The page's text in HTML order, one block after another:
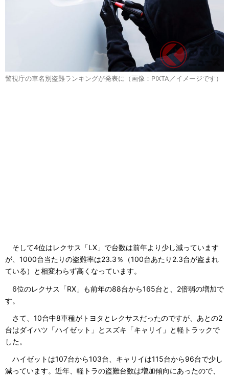
警視庁の車名別盗難ランキングが発表に（画像：PIXTA／イメージです）
そして4位はレクサス「LX」で台数は前年より少し減っています
が、1000台当たりの盗難率は23.3％（100台あたり2.3台が盗まれ
ている）と相変わらず高くなっています。
6位のレクサス「RX」も前年の88台から165台と、2倍弱の増加で
す。
さて、10台中8車種がトヨタとレクサスだったのですが、あとの2
台はダイハツ「ハイゼット」とスズキ「キャリイ」と軽トラックで
した。
ハイゼットは107台から103台、キャリイは115台から96台で少し
減っています。近年、軽トラの盗難台数は増加傾向にあったので、